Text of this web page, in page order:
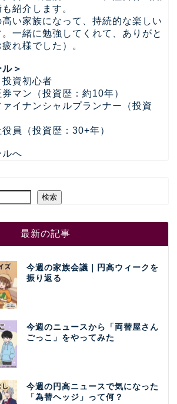
紹介します。
い家族になって、持続的な楽しい
一緒に勉強してくれて、ありがと
れ様でした）。
＞
投資初心者
マン（投資歴：約10年）
イナンシャルプランナー（投資
員（投資歴：30+年）
へ
検索
最新の記事
今週の家族会議｜円高ウィークを
振り返る
今週のニュースから「両替屋さん
ごっこ」をやってみた
今週の円高ニュースで気になった
「為替ヘッジ」って何？